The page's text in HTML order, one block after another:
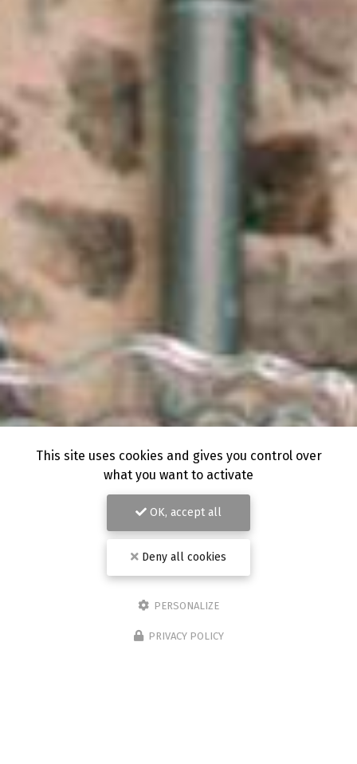
This site uses cookies and gives you control over
what you want to activate
OK, accept all
Deny all cookies
PERSONALIZE
PRIVACY POLICY